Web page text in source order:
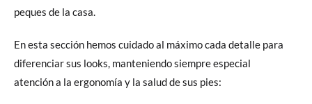
peques de la casa.
En esta sección hemos cuidado al máximo cada detalle para
diferenciar sus looks, manteniendo siempre especial
atención a la ergonomía y la salud de sus pies: